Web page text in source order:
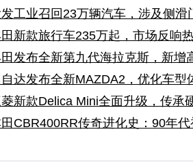
发工业召回23万辆汽车，涉及侧滑
田新款旅行车235万起，市场反响
田发布全新第九代海拉克斯，新增
自达发布全新MAZDA2，优化车型
菱新款Delica Mini全面升级，传承
田CBR400RR传奇进化史：90年